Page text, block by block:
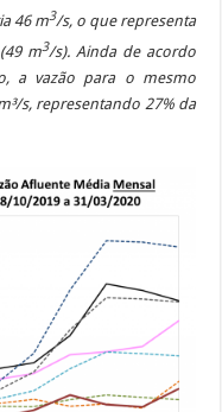
46 m3/s, o que representa
m3/s). Ainda de acordo
a vazão para o mesmo
s, representando 27% da